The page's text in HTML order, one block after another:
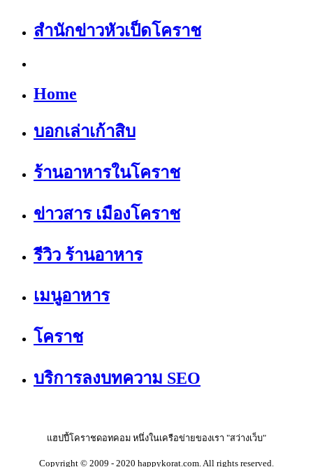
สำนักข่าวหัวเป็ดโคราช
Home
บอกเล่าเก้าสิบ
ร้านอาหารในโคราช
ข่าวสาร เมืองโคราช
รีวิว ร้านอาหาร
เมนูอาหาร
โคราช
บริการลงบทความ SEO
แฮปปี้โคราชดอทคอม หนึ่งในเครือข่ายของเรา "สว่างเว็บ"
Copyright © 2009 - 2020 happykorat.com. All rights reserved.